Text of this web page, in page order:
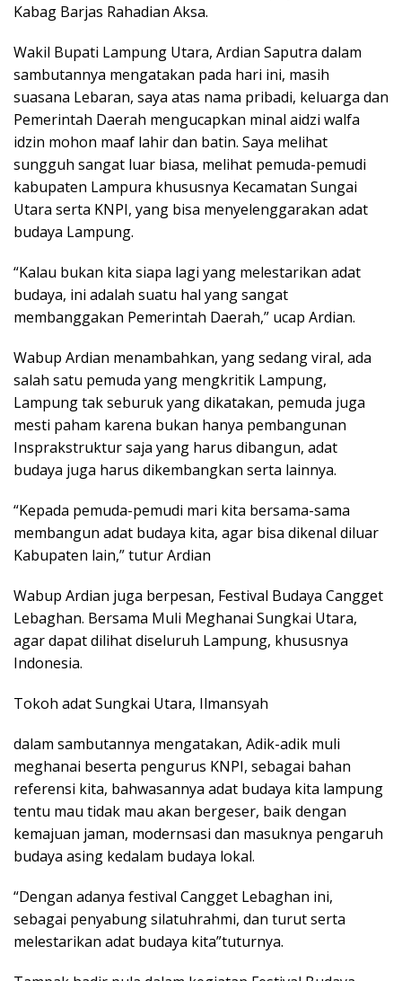
Kabag Barjas Rahadian Aksa.
Wakil Bupati Lampung Utara, Ardian Saputra dalam
sambutannya mengatakan pada hari ini, masih
suasana Lebaran, saya atas nama pribadi, keluarga dan
Pemerintah Daerah mengucapkan minal aidzi walfa
idzin mohon maaf lahir dan batin. Saya melihat
sungguh sangat luar biasa, melihat pemuda-pemudi
kabupaten Lampura khususnya Kecamatan Sungai
Utara serta KNPI, yang bisa menyelenggarakan adat
budaya Lampung.
“Kalau bukan kita siapa lagi yang melestarikan adat
budaya, ini adalah suatu hal yang sangat
membanggakan Pemerintah Daerah,” ucap Ardian.
Wabup Ardian menambahkan, yang sedang viral, ada
salah satu pemuda yang mengkritik Lampung,
Lampung tak seburuk yang dikatakan, pemuda juga
mesti paham karena bukan hanya pembangunan
Insprakstruktur saja yang harus dibangun, adat
budaya juga harus dikembangkan serta lainnya.
“Kepada pemuda-pemudi mari kita bersama-sama
membangun adat budaya kita, agar bisa dikenal diluar
Kabupaten lain,” tutur Ardian
Wabup Ardian juga berpesan, Festival Budaya Cangget
Lebaghan. Bersama Muli Meghanai Sungkai Utara,
agar dapat dilihat diseluruh Lampung, khususnya
Indonesia.
Tokoh adat Sungkai Utara, Ilmansyah
dalam sambutannya mengatakan, Adik-adik muli
meghanai beserta pengurus KNPI, sebagai bahan
referensi kita, bahwasannya adat budaya kita lampung
tentu mau tidak mau akan bergeser, baik dengan
kemajuan jaman, modernsasi dan masuknya pengaruh
budaya asing kedalam budaya lokal.
“Dengan adanya festival Cangget Lebaghan ini,
sebagai penyabung silatuhrahmi, dan turut serta
melestarikan adat budaya kita”tuturnya.